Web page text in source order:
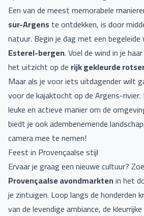
Een van de meest memorabele
sur-Argens te ontdekken, is door
natuur. Begin je dag met een
Esterel-bergen. Voel de wind in je
het uitzicht op de rijk gekleurde
Maar als je voor iets uitdagender wilt
voor de kajaktocht op de Argens-
leuke en actieve manier om de
biedt je ook adembenemende
camera mee te nemen!
Feest in Provençaalse stijl
Ervaar je graag een nieuwe cultuur?
Provençaalse avondmarktenin het
je zintuigen. Loop langs de honderden
van de levendige ambiance, de